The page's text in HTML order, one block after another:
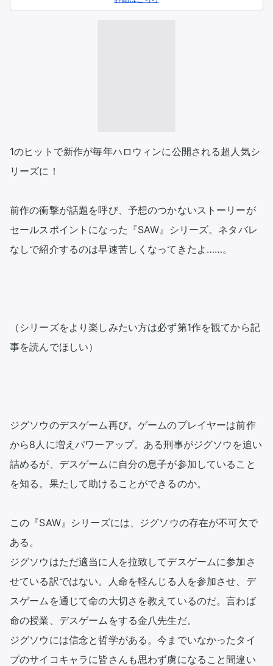
1のヒットで新作が毎年ハロウィンに公開される超人気シ
リーズに！
前作の衝撃が話題を呼び、予想のつかないストーリーが
セールスポイントになった『SAW』シリーズ。ネタバレ
なしで紹介するのは早速苦しくなってきたよ……。
（シリーズをより楽しみたい方は必ず第1作を観てから記
事を読んでほしい）
ジグソウのデスゲーム再び。ゲームのプレイヤーは前作
から8人に増えパワーアップ。ある刑事がジグソウを追い
詰めるが、デスゲームに自分の息子が参加していること
を知る。果たして助けることができるのか。
この『SAW』シリーズには、ジグソウの存在が不可欠で
ある。
ジグソウはただ適当に人を拉致してデスゲームに参加さ
せている訳ではない。人命を軽んじる人を参加させ、デ
スゲームを通じて命の大切さを教えているのだ。言わば
命の授業、デスゲームをする金八先生だ。
ジグソウには信念と哲学がある。今までいなかったタイ
プのサイコキャラに皆さんも思わず虜になること間違い